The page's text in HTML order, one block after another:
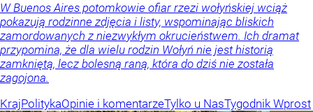
W Buenos Aires potomkowie ofiar rzezi wołyńskiej wciąż
pokazują rodzinne zdjęcia i listy, wspominając bliskich
zamordowanych z niezwykłym okrucieństwem. Ich dramat
przypomina, że dla wielu rodzin Wołyń nie jest historią
zamkniętą, lecz bolesną raną, która do dziś nie została
zagojona.
KrajPolitykaOpinie i komentarzeTylko u NasTygodnik Wprost